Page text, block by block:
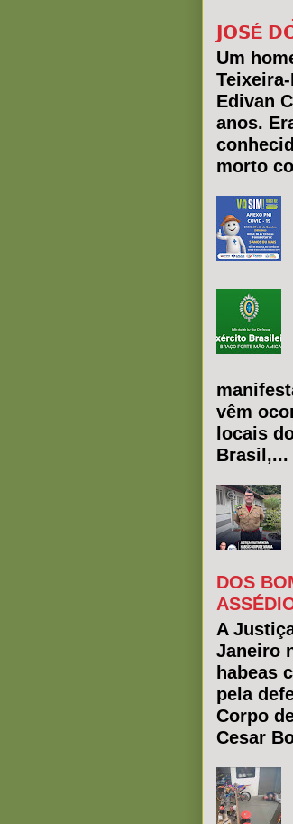
𝗝𝗢𝗦É
Um
Edivan
anos.
morto
vêm
locais
Brasil,...
DOS
A
Janeiro
habeas
pela
Corpo
Cesar